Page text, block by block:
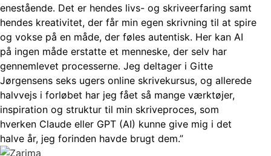
enestående. Det er hendes livs- og skriveerfaring samt
hendes kreativitet, der får min egen skrivning til at spire
og vokse på en måde, der føles autentisk. Her kan AI
på ingen måde erstatte et menneske, der selv har
gennemlevet processerne. Jeg deltager i Gitte
Jørgensens seks ugers online skrivekursus, og allerede
halvvejs i forløbet har jeg fået så mange værktøjer,
inspiration og struktur til min skriveproces, som
hverken Claude eller GPT (AI) kunne give mig i det
halve år, jeg forinden havde brugt dem.”